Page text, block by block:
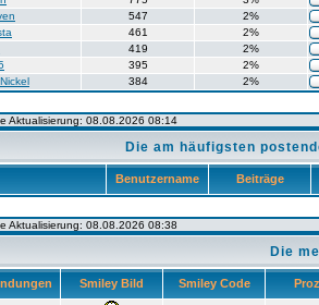
547
2%
461
2%
419
2%
395
2%
384 2%
Aktualisierung: 08.08.2026 08:14
Die am häufigsten
Benutzername Beiträge
Aktualisierung: 08.08.2026 08:38
Die
Smiley Bild Smiley Code